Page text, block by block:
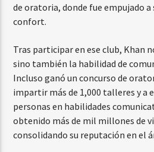
de oratoria, donde fue empujado a
confort.
Tras participar en ese club, Khan
sino también la habilidad de
Incluso ganó un concurso de
impartir más de 1,000 talleres y a
personas en habilidades
obtenido más de mil millones de
consolidando su reputación en el